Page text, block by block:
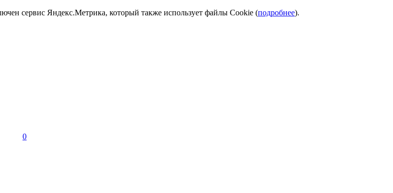
сервис Яндекс.Метрика, который также использует файлы Cookie (подробнее).
0